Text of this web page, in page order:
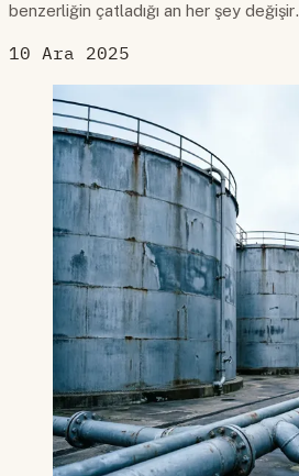
benzerliğin çatladığı an her şey değişir.
10 Ara 2025